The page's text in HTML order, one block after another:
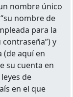
nombre único
nombre de
para la
y
(de aquí en
su cuenta en
de
en el que